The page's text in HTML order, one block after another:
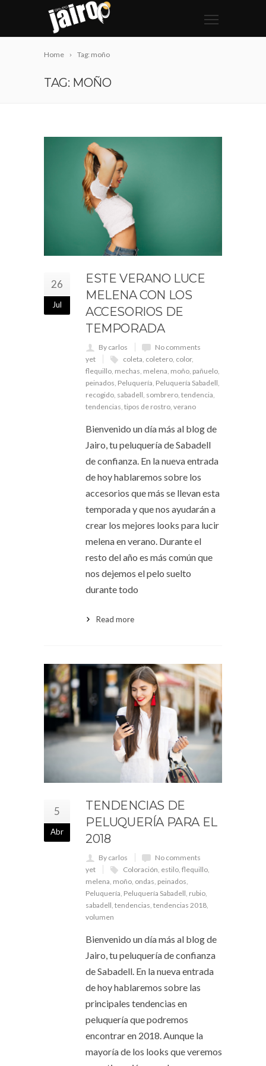
Home Tag: moño
TAG: MOÑO
26
Jul
ESTE VERANO LUCE
MELENA CON LOS
ACCESORIOS DE
TEMPORADA
By carlos
No comments
yet
coleta, coletero, color,
flequillo, mechas, melena, moño, pañuelo,
peinados, Peluquería, Peluquería Sabadell,
recogido, sabadell, sombrero, tendencia,
tendencias, tipos de rostro, verano
Bienvenido un día más al blog de
Jairo, tu peluquería de Sabadell
de confianza. En la nueva entrada
de hoy hablaremos sobre los
accesorios que más se llevan esta
temporada y que nos ayudarán a
crear los mejores looks para lucir
melena en verano. Durante el
resto del año es más común que
nos dejemos el pelo suelto
durante todo
Read more
5
Abr
TENDENCIAS DE
PELUQUERÍA PARA EL
2018
By carlos
No comments
yet
Coloración estilo flequillo
melena moño ondas peinados
Peluquería Peluquería Sabadell rubio
sabadell tendencias tendencias 2018
volumen
Bienvenido un día más al blog de
Jairo, tu peluquería de confianza
de Sabadell. En la nueva entrada
de hoy hablaremos sobre las
principales tendencias en
peluquería que podremos
encontrar en 2018. Aunque la
mayoría de los looks que veremos